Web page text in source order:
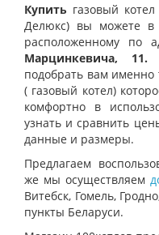
Купить газовый котел
Делюкс) вы можете в
расположенному по
Марцинкевича, 11.
подобрать вам именно
( газовый котел)
комфортно в
узнать и сравнить
данные и размеры.
Предлагаем
же мы осуществляем
Витебск, Гомель,
пункты Беларуси.